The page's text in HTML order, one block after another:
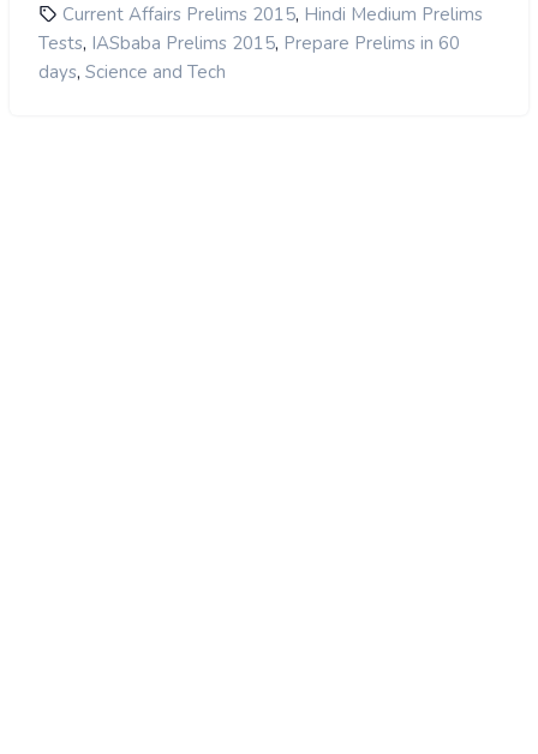
Current Affairs Prelims 2015, Hindi Medium Prelims
Tests, IASbaba Prelims 2015, Prepare Prelims in 60
days, Science and Tech